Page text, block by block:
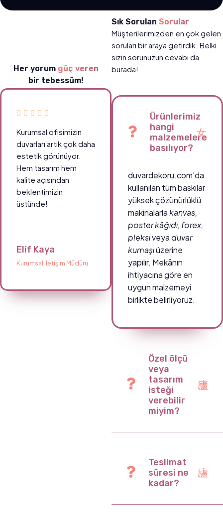
Her yorum güç veren
bir tebessüm!
Kurumsal ofisimizin
duvarları artık çok daha
estetik görünüyor.
Hem tasarım hem
kalite açısından
beklentimizin
üstünde!
Elif Kaya
Kurumsal İletişim Müdürü
Sık Sorulan Sorular
Müşterilerimizden en çok gelen
soruları bir araya getirdik. Belki
sizin sorunuzun cevabı da
burada!
Ürünlerimiz
hangi
malzemelere
basılıyor?
duvardekoru.com’da
kullanılan tüm baskılar
yüksek çözünürlüklü
makinalarlakanvas,
poster kâğıdı, forex,
pleksiveya duvar
kumaşıüzerine
yapılır. Mekânın
ihtiyacına göre en
uygun malzemeyi
birlikte belirliyoruz.
Özel ölçü
veya
tasarım
isteği
verebilir
miyim?
Teslimat
süresi ne
kadar?